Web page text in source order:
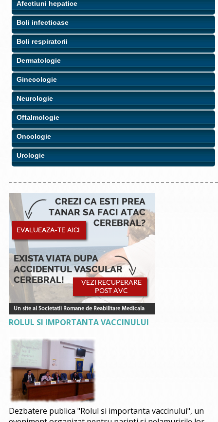
Afectiuni hepatice
Boli infectioase
Boli respiratorii
Dermatologie
Ginecologie
Neurologie
Oftalmologie
Oncologie
Urologie
ROLUL SI IMPORTANTA VACCINULUI
Dezbatere publica "Rolul si importanta vaccinului", un